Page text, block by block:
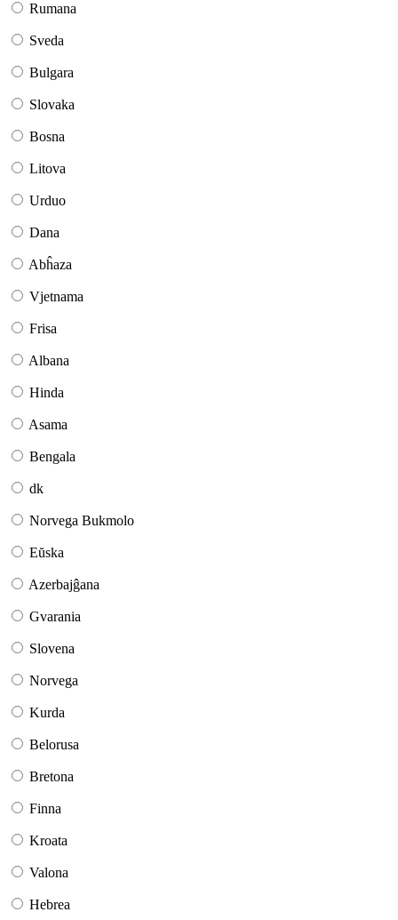
Rumana
Sveda
Bulgara
Slovaka
Bosna
Litova
Urduo
Dana
Abĥaza
Vjetnama
Frisa
Albana
Hinda
Asama
Bengala
dk
Norvega Bukmolo
Eŭska
Azerbajĝana
Gvarania
Slovena
Norvega
Kurda
Belorusa
Bretona
Finna
Kroata
Valona
Hebrea